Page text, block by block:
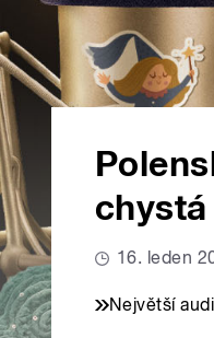
16. leden
Největší